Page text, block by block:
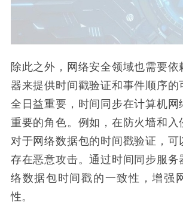
除此之外，网络安全领域也需要依
器来提供时间戳验证和事件顺序的
全日益重要，时间同步在计算机网
重要的角色。例如，在防火墙和入
对于网络数据包的时间戳验证，可
存在恶意攻击。通过时间同步服务
络数据包时间戳的一致性，增强
性。